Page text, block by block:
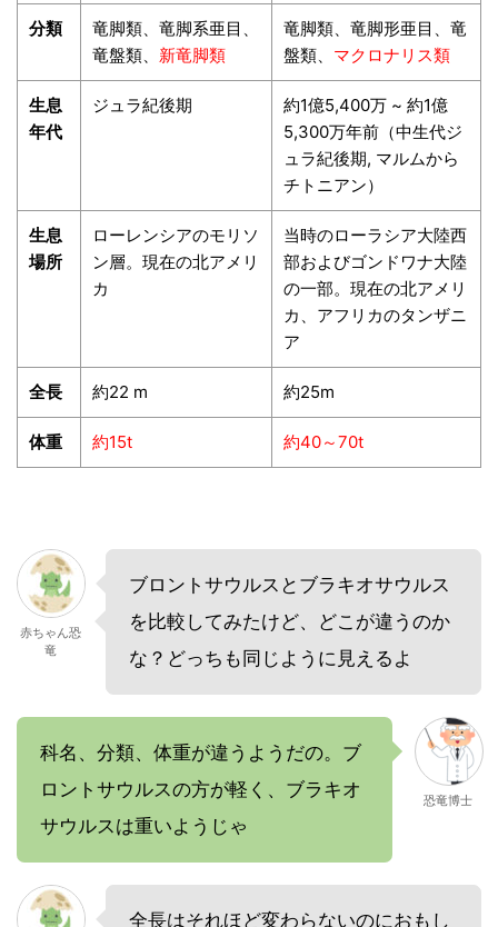
分類
竜脚類、竜脚系亜目、
竜盤類、 新竜脚類
竜脚類、竜脚形亜目、竜
盤類、 マクロナリス類
生息
年代
ジュラ紀後期
約1億5,400万 ~ 約1億
5,300万年前（中生代ジ
ュラ紀後期, マルムから
チトニアン）
生息
場所
ローレンシアのモリソ
ン層。現在の北アメリ
カ
当時のローラシア大陸西
部およびゴンドワナ大陸
の一部。現在の北アメリ
カ、アフリカのタンザニ
ア
全長 約22 m 約25m
体重 約15t 約40～70t
赤ちゃん恐
竜
ブロントサウルスとブラキオサウルス
を比較してみたけど、どこが違うのか
な？どっちも同じように見えるよ
科名、分類、体重が違うようだの。ブ
ロントサウルスの方が軽く、ブラキオ
サウルスは重いようじゃ
恐竜博士
全長はそれほど変わらないのにおもし